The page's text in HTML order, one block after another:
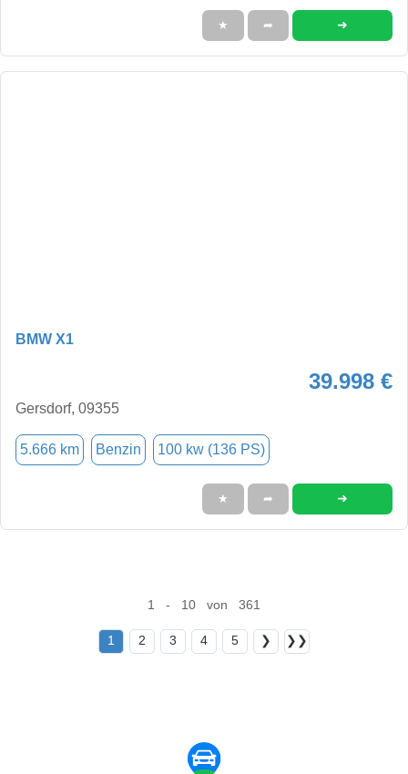
★ ➦ ➜
BMW X1
39.998 €
Gersdorf, 09355
5.666 km Benzin 100 kw (136 PS)
★ ➦ ➜
1 - 10 von 361
1 2 3 4 5 ❯ ❯❯